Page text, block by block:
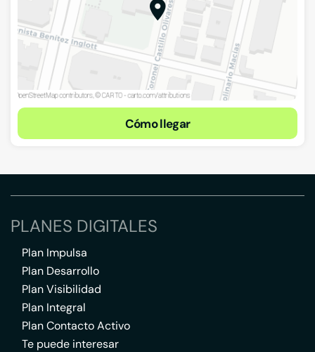
Cómo llegar
PLANES DIGITALES
Plan Impulsa
Plan Desarrollo
Plan Visibilidad
Plan Integral
Plan Contacto Activo
Te puede interesar